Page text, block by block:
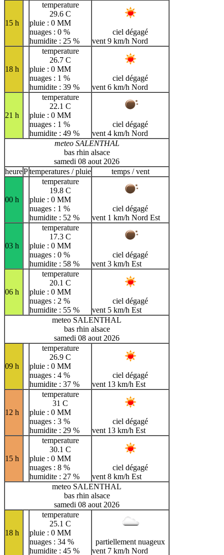
15 h
temperature
29.6 C
pluie : 0 MM
nuages : 0 %
humidite : 25 %
ciel dégagé
vent 9 km/h Nord
18 h
temperature
26.7 C
pluie : 0 MM
nuages : 1 %
humidite : 39 %
ciel dégagé
vent 6 km/h Nord
21 h
temperature
22.1 C
pluie : 0 MM
nuages : 1 %
humidite : 49 %
ciel dégagé
vent 4 km/h Nord
meteo SALENTHAL
bas rhin alsace
samedi 08 aout 2026
heurePtemperatures / pluie temps / vent
00 h
temperature
19.8 C
pluie : 0 MM
nuages : 1 %
humidite : 52 %
ciel dégagé
vent 1 km/h Nord Est
03 h
temperature
17.3 C
pluie : 0 MM
nuages : 0 %
humidite : 58 %
ciel dégagé
vent 3 km/h Est
06 h
temperature
20.1 C
pluie : 0 MM
nuages : 2 %
humidite : 55 %
ciel dégagé
vent 5 km/h Est
meteo SALENTHAL
bas rhin alsace
samedi 08 aout 2026
09 h
temperature
26.9 C
pluie : 0 MM
nuages : 4 %
humidite : 37 %
ciel dégagé
vent 13 km/h Est
12 h
temperature
31 C
pluie : 0 MM
nuages : 3 %
humidite : 29 %
ciel dégagé
vent 13 km/h Est
15 h
temperature
30.1 C
pluie : 0 MM
nuages : 8 %
humidite : 27 %
ciel dégagé
vent 8 km/h Est
meteo SALENTHAL
bas rhin alsace
samedi 08 aout 2026
18 h
temperature
25.1 C
pluie : 0 MM
nuages : 34 %
humidite : 45 %
partiellement nuageux
vent 7 km/h Nord